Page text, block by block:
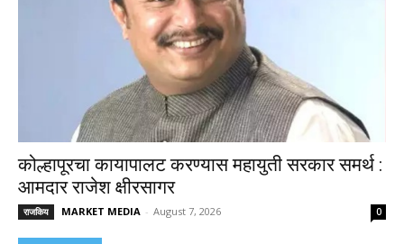
कोल्हापूरचा कायापालट करण्यास महायुती सरकार समर्थ :
आमदार राजेश क्षीरसागर
राजकिय MARKET MEDIA - August 7, 2026 0